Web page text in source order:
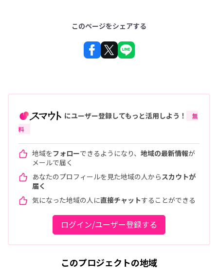
このページをシェアする
にユーザー登録してもっと活用しよう！
無
料
地域をフォローできるようになり、 地域の最新情報が
メールで届く
あなたのプロフィールを見た地域の人から スカウトが
届く
気になった地域の人に直接チャットすることができる
ログイン/ユーザー登録する
このプロジェクトの地域